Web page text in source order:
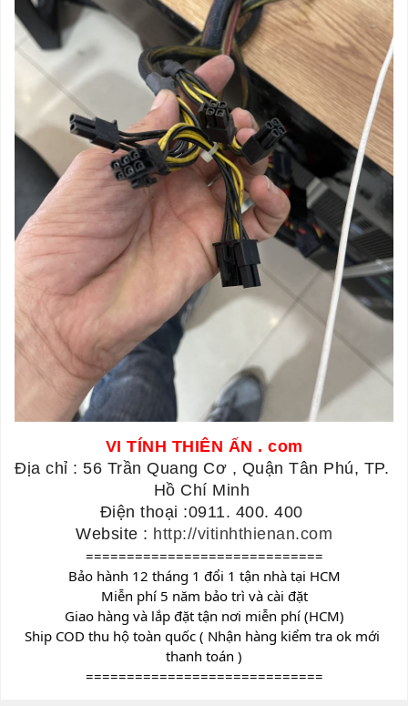
VI TÍNH THIÊN ẤN . com
Địa chỉ : 56 Trần Quang Cơ , Quận Tân Phú, TP.
Hồ Chí Minh
Điện thoại :0911. 400. 400
Website : http://vitinhthienan.com
=============================
Bảo hành 12 tháng 1 đổi 1 tận nhà tại HCM
Miễn phí 5 năm bảo trì và cài đặt
Giao hàng và lắp đặt tận nơi miễn phí (HCM)
Ship COD thu hộ toàn quốc ( Nhận hàng kiểm tra ok mới
thanh toán )
=============================